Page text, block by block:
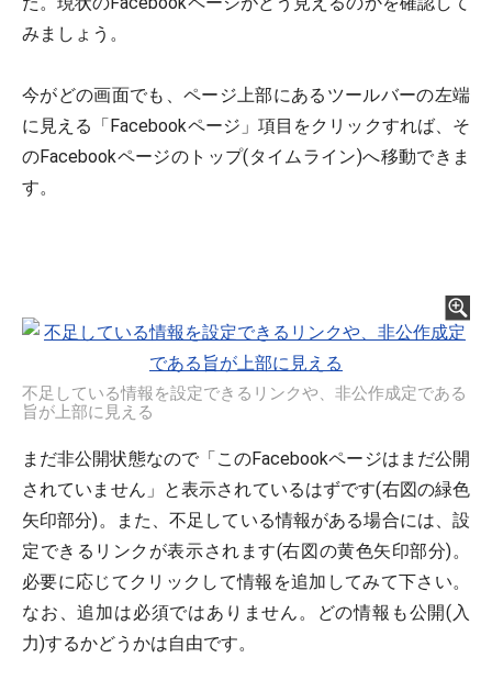
みましょう。
今がどの画面でも、ページ上部にあるツールバーの左端
に見える「Facebookページ」項目をクリックすれば、そ
のFacebookページのトップ(タイムライン)へ移動できま
す。
不足している情報を設定できるリンクや、非公作成定である
旨が上部に見える
まだ非公開状態なので「このFacebookページはまだ公開
されていません」と表示されているはずです(右図の緑色
矢印部分)。また、不足している情報がある場合には、設
定できるリンクが表示されます(右図の黄色矢印部分)。
必要に応じてクリックして情報を追加してみて下さい。
なお、追加は必須ではありません。どの情報も公開(入
力)するかどうかは自由です。